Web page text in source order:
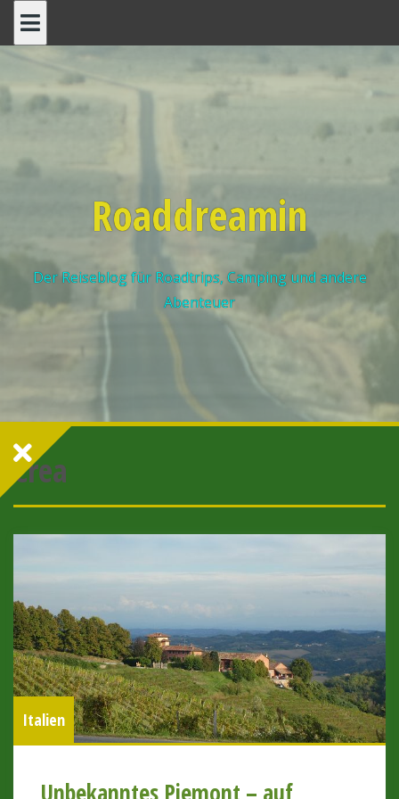
Roaddreamin
Der Reiseblog für Roadtrips, Camping und andere
Abenteuer
Crea
Italien